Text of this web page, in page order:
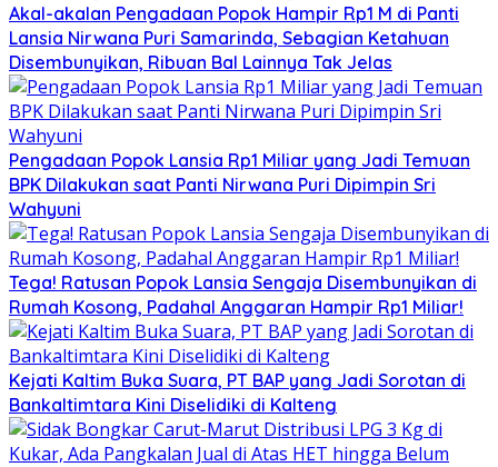
Akal-akalan Pengadaan Popok Hampir Rp1 M di Panti
Lansia Nirwana Puri Samarinda, Sebagian Ketahuan
Disembunyikan, Ribuan Bal Lainnya Tak Jelas
Pengadaan Popok Lansia Rp1 Miliar yang Jadi Temuan
BPK Dilakukan saat Panti Nirwana Puri Dipimpin Sri
Wahyuni
Tega! Ratusan Popok Lansia Sengaja Disembunyikan di
Rumah Kosong, Padahal Anggaran Hampir Rp1 Miliar!
Kejati Kaltim Buka Suara, PT BAP yang Jadi Sorotan di
Bankaltimtara Kini Diselidiki di Kalteng